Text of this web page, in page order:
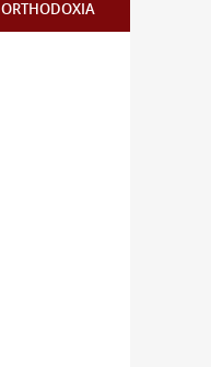
ORTHODOXIA